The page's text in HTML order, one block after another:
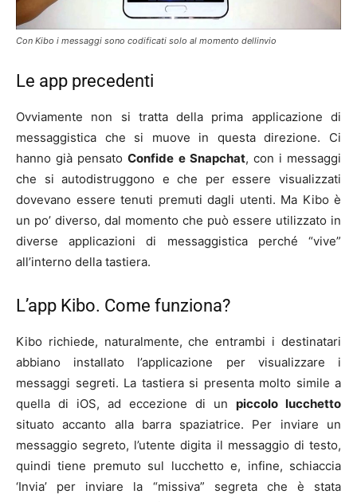
Con Kibo i messaggi sono codificati solo al momento dellinvio
Le app precedenti
Ovviamente non si tratta della prima applicazione di
messaggistica che si muove in questa direzione. Ci
hanno già pensatoConfide e Snapchat, con i messaggi
che si autodistruggono e che per essere visualizzati
dovevano essere tenuti premuti dagli utenti. Ma Kibo è
un po’ diverso, dal momento che può essere utilizzato in
diverse applicazioni di messaggistica perché “vive”
all’interno della tastiera.
L’app Kibo. Come funziona?
Kibo richiede, naturalmente, che entrambi i destinatari
abbiano installato l’applicazione per visualizzare i
messaggi segreti. La tastiera si presenta molto simile a
quella di iOS, ad eccezione di un piccolo lucchetto
situato accanto alla barra spaziatrice. Per inviare un
messaggio segreto, l’utente digita il messaggio di testo,
quindi tiene premuto sul lucchetto e, infine, schiaccia
‘Invia’ per inviare la “missiva” segreta che è stata